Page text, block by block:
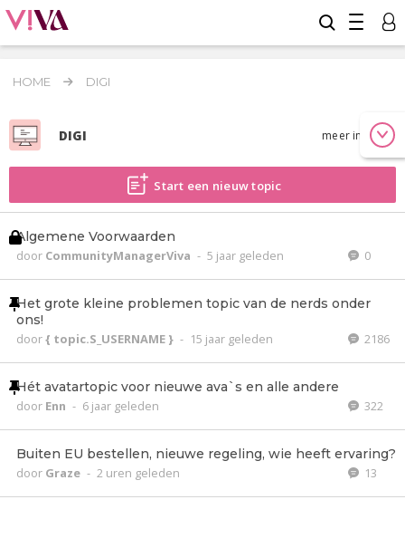
HOME DIGI
DIGI meer info
Start een nieuw topic
Algemene Voorwaarden
door CommunityManagerViva - 5 jaar geleden 0
Het grote kleine problemen topic van de nerds onder
ons!
door{ topic.S_USERNAME } - 15 jaar geleden 2186
Hét avatartopic voor nieuwe ava`s en alle andere
door Enn - 6 jaar geleden 322
Buiten EU bestellen, nieuwe regeling, wie heeft ervaring?
door Graze - 2 uren geleden 13